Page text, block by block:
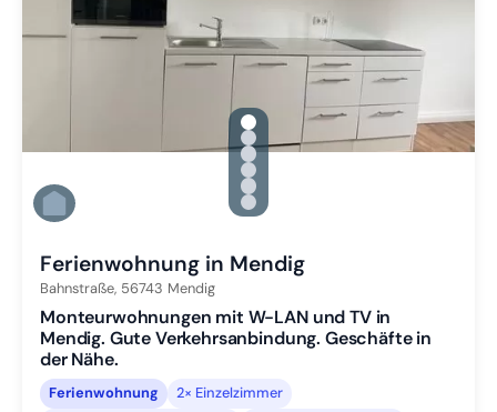
gallery.slide_selector
Zu Slide 1 wechseln
Zu Slide 2 wechseln
Zu Slide 3 wechseln
Zu Slide 4 wechseln
Zu Slide 5 wechseln
Zu Slide 6 wechseln
Ferienwohnung in Mendig
Bahnstraße, 56743 Mendig
Monteurwohnungen mit W-LAN und TV in
Mendig. Gute Verkehrsanbindung. Geschäfte in
der Nähe.
Ferienwohnung
2× Einzelzimmer